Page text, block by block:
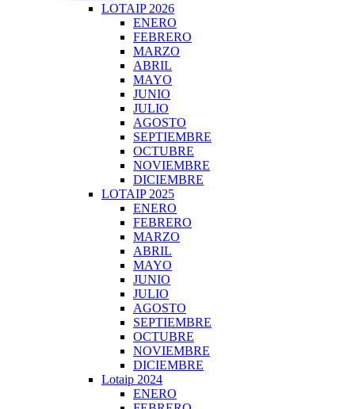
LOTAIP 2026
ENERO
FEBRERO
MARZO
ABRIL
MAYO
JUNIO
JULIO
AGOSTO
SEPTIEMBRE
OCTUBRE
NOVIEMBRE
DICIEMBRE
LOTAIP 2025
ENERO
FEBRERO
MARZO
ABRIL
MAYO
JUNIO
JULIO
AGOSTO
SEPTIEMBRE
OCTUBRE
NOVIEMBRE
DICIEMBRE
Lotaip 2024
ENERO